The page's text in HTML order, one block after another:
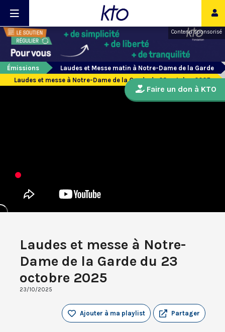
Contenu sponsorisé
Émissions
Laudes et Messe matin à Notre-Dame de la Garde
Laudes et messe à Notre-Dame de la Garde du 23 octobre 2025
Laudes et messe à Notre-
Dame de la Garde du 23
octobre 2025
23/10/2025
Partager
Ajouter à ma playlist
Faire un don à KTO